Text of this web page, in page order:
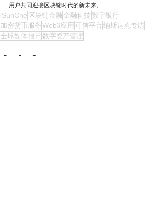
用户共同迎接区块链时代的新未来。
iSunOne 区块链金融 金融科技 数字银行
加密货币服务Web3应用 可信平台 纳斯达克专访
全球媒体报导 数字资产管理